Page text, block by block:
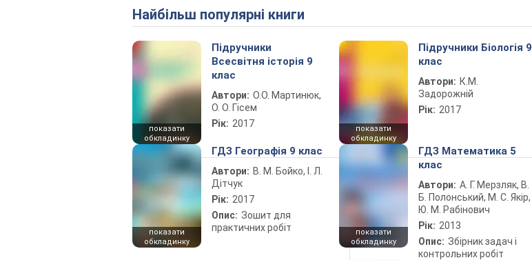
Найбільш популярні книги
показати
обкладинку
Підручники
Всесвітня історія 9
клас
Автори: О.О. Мартинюк,
О. О. Гісем
Рік: 2017
показати
обкладинку
Підручники Біологія 9
клас
Автори: К.М.
Задорожній
Рік: 2017
показати
обкладинку
ГДЗ Географія 9 клас
Автори: В. М. Бойко, І. Л.
Дітчук
Рік: 2017
Опис: Зошит для
практичних робіт
показати
обкладинку
ГДЗ Математика 5
клас
Автори: А. Г. Мерзляк, В.
Б. Полонський, М. С. Якір,
Ю. М. Рабінович
Рік: 2013
Опис: Збірник задач і
контрольних робіт